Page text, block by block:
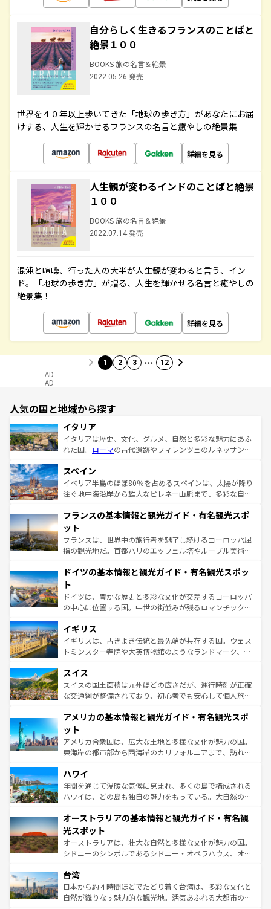
自分らしく生きるフランスのことばと
絶景１００
BOOKS 旅の名言＆絶景
2022.05.26 発売
世界を４０年以上歩いてきた「地球の歩き方」があなたにお届
けする、人生を輝かせるフランスの名言と癒やしの絶景集
詳細を見る
人生観が変わるインドのことばと絶景
１００
BOOKS 旅の名言＆絶景
2022.07.14 発売
混沌と喧噪、行った人の大半が人生観が変わると言う、イン
ド。「地球の歩き方」が贈る、人生を輝かせる名言と癒やしの
絶景集！
詳細を見る
1 2 3 … 12
AD
AD
人気の国と地域から探す
イタリア
イタリアは歴史、文化、グルメ、自然と多彩な魅力にあふ
れた国。 ローマの古代遺跡やフィレンツェのルネッサンス
ろん、トスカーナの美しい田園風景やアマルフィ海岸の絶
景など、自然景観も見逃せない。観光の合間には、本場の
ピザやパスタなど、絶品のイタリア料理を堪能することも
ませてくれるイタリアで、忘れられない旅をしてみよう！
なお、新着のイタリア情報は
しい。
スペイン
イベリア半島のほぼ80％を占めるスペインは、太陽が降り
注ぐ地中海沿岸から雄大なピレネー山脈まで、多彩な自然
文化が根付くこの国では、情熱的なフラメンコ、熱気あふ
れる闘牛、そして美味しいタパスが生活の一部となってい
る。首都マドリードの洗練された雰囲気や、バルセロナの
アートに溢れた街角から、地方では古代ローマ遺跡や中世
せる。地方によって風土や気候が異なるスペインはその個
ンテンツ一覧 を参照してほしい。
フランスの基本情報と観光ガイド・有名観光スポ
ット
フランスは、世界中の旅行者を魅了し続けるヨーロッパ屈
指の観光地だ。首都パリのエッフェル塔やルーブル美術館
で、幅広い魅力が詰まっている。華麗な宮殿、歴史的な大
聖堂、美しいビーチ、そして豊かな自然が、訪れる者を心
から魅了する。また、フランスは美食の国としても知ら
れ、フランス料理はユネスコ無形文化遺産にも登録されて
香り高いラベンダー畑など、多彩な楽しみ方が可能だ。さ
らに、パリ以外の地域にも魅力が溢れており、どの街角に
も豊かな歴史と文化が息づいている。パリ以外の個性あふ
を参照してほしい。
ドイツの基本情報と観光ガイド・有名観光スポッ
ト
ドイツは、豊かな歴史と多彩な文化が交差するヨーロッパ
の中心に位置する国。中世の街並みが残るロマンチック街
顔を持つこの国は、どこを歩いても飽きることがない。ベ
ルリンの文化的活気、バイエルン州のアルプスの絶景、そ
してライン川沿いのワイン畑といった風景は必見。ビール
は、お酒好きな人にはぜひ体験してほしい。 なお、新着の
ドイツ情報はコンテンツ一覧を参照してほしい。
イギリス
イギリスは、古きよき伝統と最先端が共存する国。ウェス
トミンスター寺院や大英博物館のようなランドマーク、歴
リアごとに異なる魅力がある。また、優雅なアフタヌーン
ティー、ビール好きにはたまらない英国パブ、サッカー観
戦など、本場だからこそできる体験も豊富。イギリスを旅
ンツ一覧を参照してほしい。
スイス
スイスの国土面積は九州ほどの広さだが、運行時刻が正確
な交通網が整備されており、初心者でも安心して個人旅行
の建物がそのまま残る町や、スイスならではのユニークな
博物館もあり、アルプス観光だけでなく町歩きも満喫する
ことができる。国民の所得が高いため物価も高いが、旅行
者向けの交通パス提供のサービスもあり、うまく活用すれ
着のスイス情報は
アメリカの基本情報と観光ガイド・有名観光スポ
ット
アメリカ合衆国は、広大な土地と多様な文化が魅力の国。
東海岸の都市部から西海岸のカリフォルニアまで、訪れる
のような巨大都市は、観光、ショッピング、エンターテイ
ンメントが詰まった刺激的なスポットだ。一方、アメリカ
西部には大自然が広がり、グランドキャニオンやイエロー
部のニューオーリンズでは、音楽と美食が融合した独特の
文化が魅力。旅行者はアメリカの各地域で異なる魅力を楽
しみながら、その多様性と豊かな歴史を感じることができ
るだろう。車でのロードトリップや列車の旅も、アメリカ
情報は
ハワイ
年間を通じて温暖な気候に恵まれ、多くの島で構成される
ハワイは、どの島も独自の魅力をもっている。大自然の神
ワイ島は見逃せない。また、定番の観光地といえばオアフ
島だが、静かな自然を求めるならマウイ島やカウアイ島が
おすすめ。エメラルドグリーンに輝く海をはじめ、豊かな
文化や歴史が息づいている。「アロハスピリット」と呼ば
人々、おいしいローカルフードやハワイアンミュージッ
ク、伝統的なフラダンスなど、すべてがハワイの魅力を彩
っている。訪れるたびに新しい発見と感動が待っているハ
オーストラリアの基本情報と観光ガイド・有名観
光スポット
オーストラリアは、壮大な自然と多様な文化が魅力の国。
シドニーのシンボルであるシドニー・オペラハウス、オー
リアリーフや大陸中央部にそびえるウルル（エアーズロッ
ク）、タスマニアの美しい原生林やケアンズの熱帯雨林な
ど、見どころがたくさん。また、カフェやワイン、オージ
台湾
日本から約４時間ほどでたどり着く台湾は、多彩な文化と
自然が織りなす魅力的な観光地。活気あふれる大都市の台